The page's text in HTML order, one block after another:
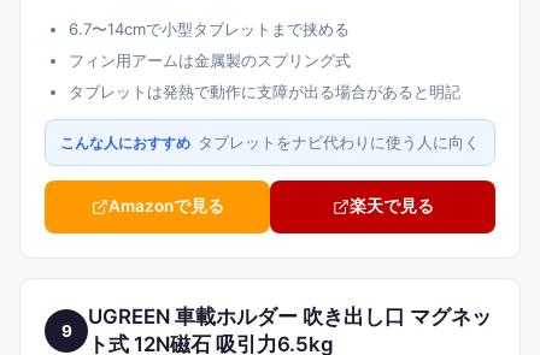
6.7〜14cmで小型タブレットまで挟める
フィン用アームは金属製のスプリング式
タブレットは発熱で動作に支障が出る場合があると明記
こんな人におすすめ タブレットをナビ代わりに使う人に向く
Amazonで見る 楽天で見る
9
UGREEN 車載ホルダー 吹き出し口 マグネッ
ト式 12N磁石 吸引力6.5kg